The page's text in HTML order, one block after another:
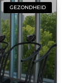
GEZONDHEID